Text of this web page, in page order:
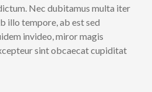
Nec dubitamus multa iter
illo tempore, ab est sed
invideo, miror magis
sint obcaecat cupiditat